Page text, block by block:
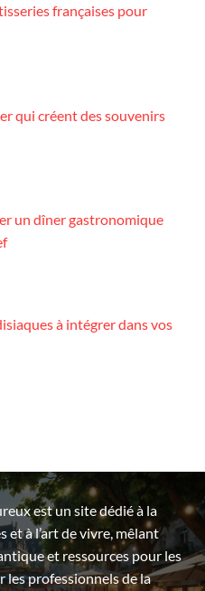
françaises pour
qui créent des souvenirs
un dîner gastronomique
à intégrer dans vos
est un site dédié à la
et à l’art de vivre, mêlant
et ressources pour les
les professionnels de la